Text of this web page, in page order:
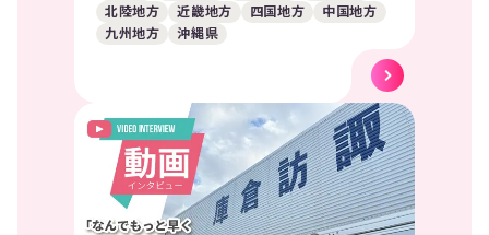
北陸地方
近畿地方 四国地方
中国地方
九州地方
沖縄県